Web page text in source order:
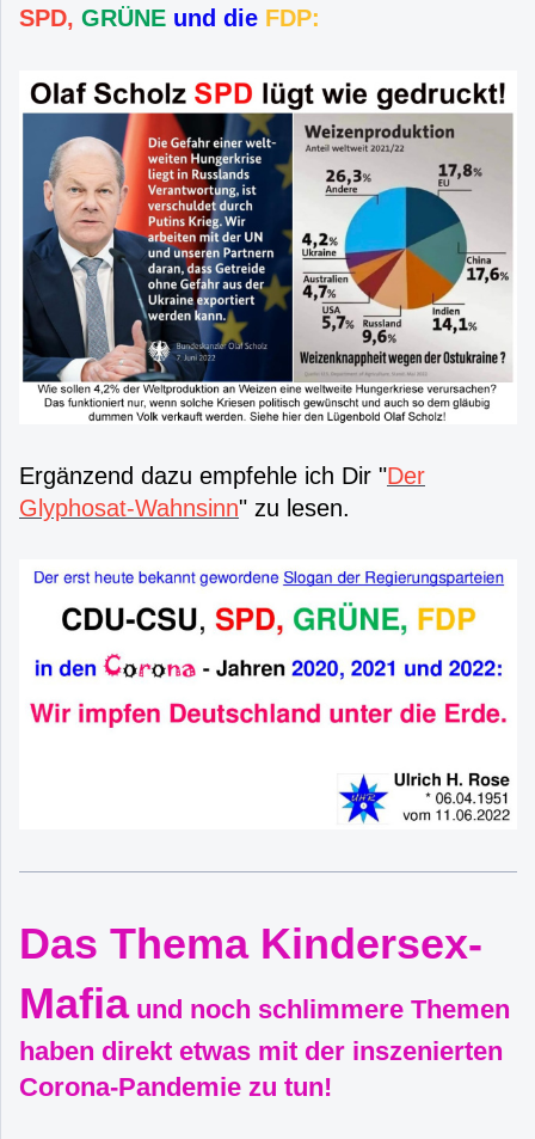
SPD, GRÜNE und die FDP:
Ergänzend dazu empfehle ich Dir "Der
Glyphosat-Wahnsinn" zu lesen.
Das Thema Kindersex-
Mafia und noch schlimmere Themen
haben direkt etwas mit der inszenierten
Corona-Pandemie zu tun!